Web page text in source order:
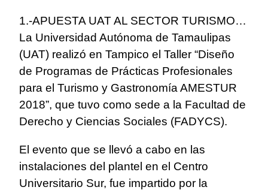
1.-APUESTA UAT AL SECTOR TURISMO…
La Universidad Autónoma de Tamaulipas
(UAT) realizó en Tampico el Taller “Diseño
de Programas de Prácticas Profesionales
para el Turismo y Gastronomía AMESTUR
2018”, que tuvo como sede a la Facultad de
Derecho y Ciencias Sociales (FADYCS).
El evento que se llevó a cabo en las
instalaciones del plantel en el Centro
Universitario Sur, fue impartido por la